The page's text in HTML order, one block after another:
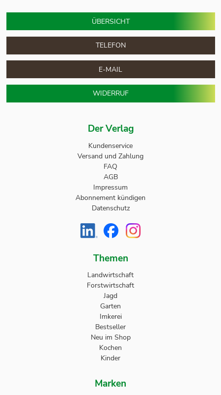
Der Verlag
Kundenservice
Versand und Zahlung
FAQ
AGB
Impressum
Abonnement kündigen
Datenschutz
Themen
Landwirtschaft
Forstwirtschaft
Jagd
Garten
Imkerei
Bestseller
Neu im Shop
Kochen
Kinder
Marken
ÜBERSICHT
TELEFON
E-MAIL
WIDERRUF